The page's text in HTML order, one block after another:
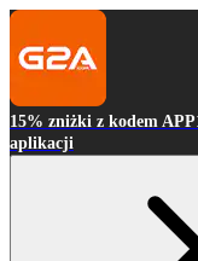
15% zniżki z kodem
aplikacji